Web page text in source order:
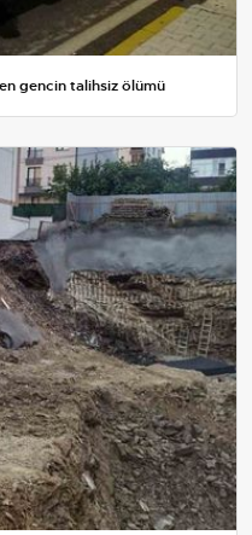
gencin talihsiz ölümü